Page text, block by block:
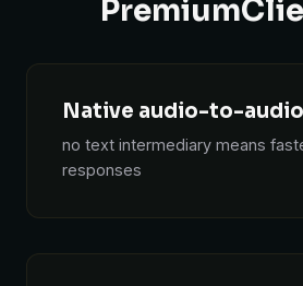
Native audio-to-audio
no text intermediary means
responses